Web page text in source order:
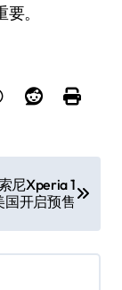
。
尼Xperia 1
国开启预售